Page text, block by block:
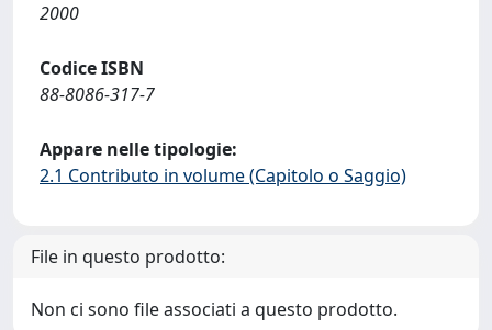
2000
Codice ISBN
88-8086-317-7
Appare nelle tipologie:
2.1 Contributo in volume (Capitolo o Saggio)
File in questo prodotto:
Non ci sono file associati a questo prodotto.